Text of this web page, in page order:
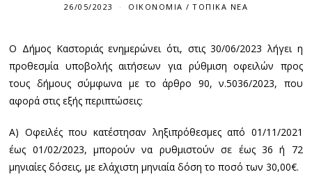
26/05/2023 ΟΙΚΟΝΟΜΊΑ / ΤΟΠΙΚΆ ΝΈΑ
Ο Δήμος Καστοριάς ενημερώνει ότι, στις 30/06/2023 λήγει η
προθεσμία υποβολής αιτήσεων για ρύθμιση οφειλών προς
τους δήμους σύμφωνα με το άρθρο 90, ν.5036/2023, που
αφορά στις εξής περιπτώσεις:
Α) Οφειλές που κατέστησαν ληξιπρόθεσμες από 01/11/2021
έως 01/02/2023, μπορούν να ρυθμιστούν σε έως 36 ή 72
μηνιαίες δόσεις, με ελάχιστη μηνιαία δόση το ποσό των 30,00€.